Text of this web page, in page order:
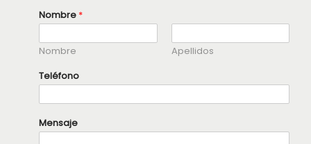
N
o
b
r
N
o
b
r
e
Nombre *
Nombre
Apellidos
Teléfono
Mensaje